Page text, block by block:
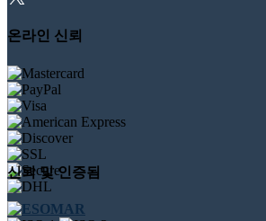
온라인 신뢰
신뢰 및 인증됨